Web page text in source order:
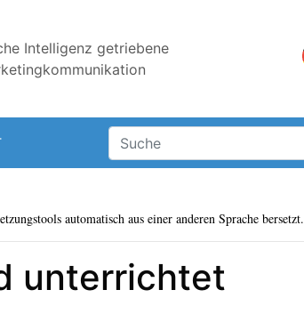
Intelligenz getriebene
automatisch aus einer anderen Sprache bersetzt.
unterrichtet